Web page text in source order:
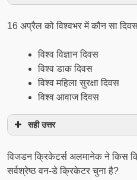
16 अप्रैल को विश्वभर में कौन सा
विश्व विज्ञान दिवस
विश्व डाक दिवस
विश्व महिला सुरक्षा दिवस
विश्व आवाज दिवस
सही उत्तर
विजडन क्रिकेटर्स अलमानेक ने किस
सर्वश्रेष्ठ वन-डे क्रिकेटर चुना है?